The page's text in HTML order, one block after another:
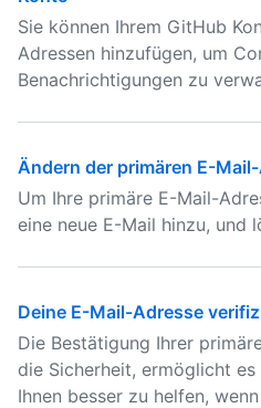
Sie können Ihrem GitHub
Adressen hinzufügen, um
Benachrichtigungen zu
Ändern der primären E-
Um Ihre primäre E-Mail-
eine neue E-Mail hinzu, und
Deine E-Mail-Adresse
Die Bestätigung Ihrer
die Sicherheit, ermöglicht
Ihnen besser zu helfen,